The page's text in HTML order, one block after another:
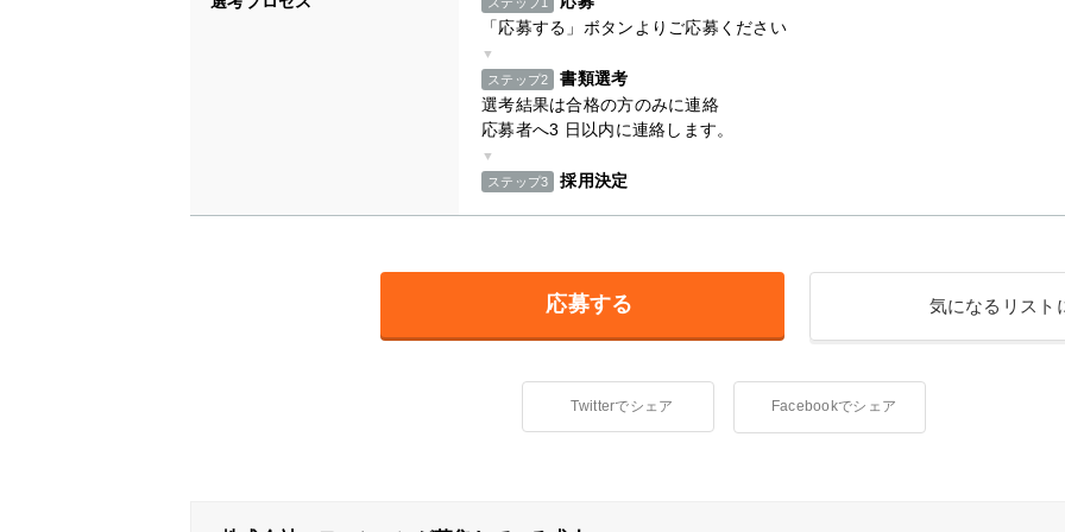
「応募する」ボタンよりご応募ください
▼
ステップ2
書類選考
選考結果は合格の方のみに連絡
応募者へ3 日以内に連絡します。
▼
ステップ3
採用決定
応募する 気になるリスト
Twitterでシェア Facebookでシェア